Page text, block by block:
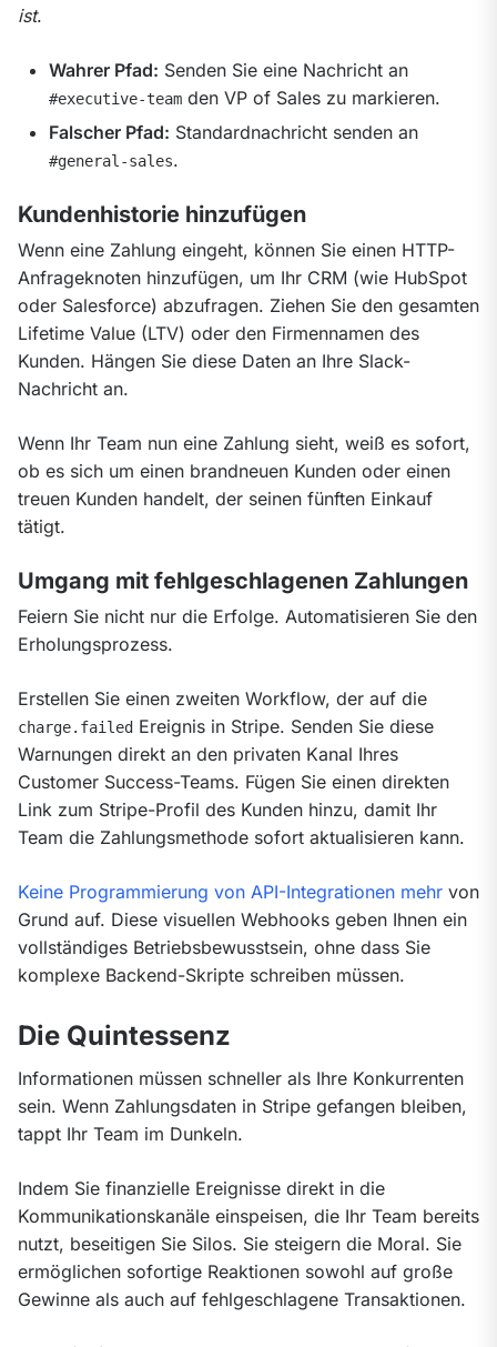
ist.
Wahrer Pfad: Senden Sie eine Nachricht an
#executive-team den VP of Sales zu markieren.
Falscher Pfad: Standardnachricht senden an
#general-sales.
Kundenhistorie hinzufügen
Wenn eine Zahlung eingeht, können Sie einen HTTP-
Anfrageknoten hinzufügen, um Ihr CRM (wie HubSpot
oder Salesforce) abzufragen. Ziehen Sie den gesamten
Lifetime Value (LTV) oder den Firmennamen des
Kunden. Hängen Sie diese Daten an Ihre Slack-
Nachricht an.
Wenn Ihr Team nun eine Zahlung sieht, weiß es sofort,
ob es sich um einen brandneuen Kunden oder einen
treuen Kunden handelt, der seinen fünften Einkauf
tätigt.
Umgang mit fehlgeschlagenen Zahlungen
Feiern Sie nicht nur die Erfolge. Automatisieren Sie den
Erholungsprozess.
charge.failed Ereignis in Stripe. Senden Sie diese
Warnungen direkt an den privaten Kanal Ihres
Customer Success-Teams. Fügen Sie einen direkten
Link zum Stripe-Profil des Kunden hinzu, damit Ihr
Team die Zahlungsmethode sofort aktualisieren kann.
Keine Programmierung von API-Integrationen mehr von
Grund auf. Diese visuellen Webhooks geben Ihnen ein
vollständiges Betriebsbewusstsein, ohne dass Sie
komplexe Backend-Skripte schreiben müssen.
Die Quintessenz
Informationen müssen schneller als Ihre Konkurrenten
sein. Wenn Zahlungsdaten in Stripe gefangen bleiben,
tappt Ihr Team im Dunkeln.
Indem Sie finanzielle Ereignisse direkt in die
Kommunikationskanäle einspeisen, die Ihr Team bereits
nutzt, beseitigen Sie Silos. Sie steigern die Moral. Sie
ermöglichen sofortige Reaktionen sowohl auf große
Gewinne als auch auf fehlgeschlagene Transaktionen.